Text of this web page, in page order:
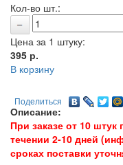
Кол-во шт.:
Цена за 1 штуку:
395 р.
В корзину
Поделиться
Описание:
При заказе от 10 штук
течении 2-10 дней
сроках поставки